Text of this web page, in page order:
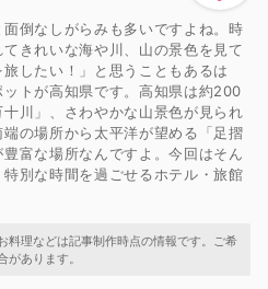
倒なしがらみも多いですよね。時
きれいな海や川、山の景色を見て
したい！」と思うこともあるは
トが高知県です。高知県は約200
川」、さわやかな山景色が見られ
の場所から太平洋が望める「足摺
富な場所なんですよ。今回はそん
別な時間を過ごせるホテル・旅館